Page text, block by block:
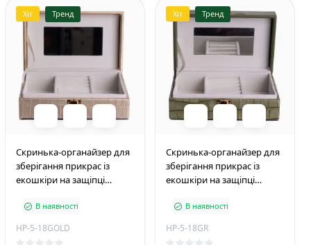
Хіт Тренд
Скринька-органайзер для
зберігання прикрас із
екошкіри на защіпці
В наявності
HP-5-18GOLD
Хіт Тренд
Скринька-органайзер для
зберігання прикрас із
екошкіри на защіпці
В наявності
HP-5-18GR